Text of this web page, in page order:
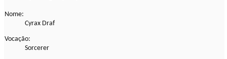
Nome:
Cyrax Draf
Vocação:
Sorcerer